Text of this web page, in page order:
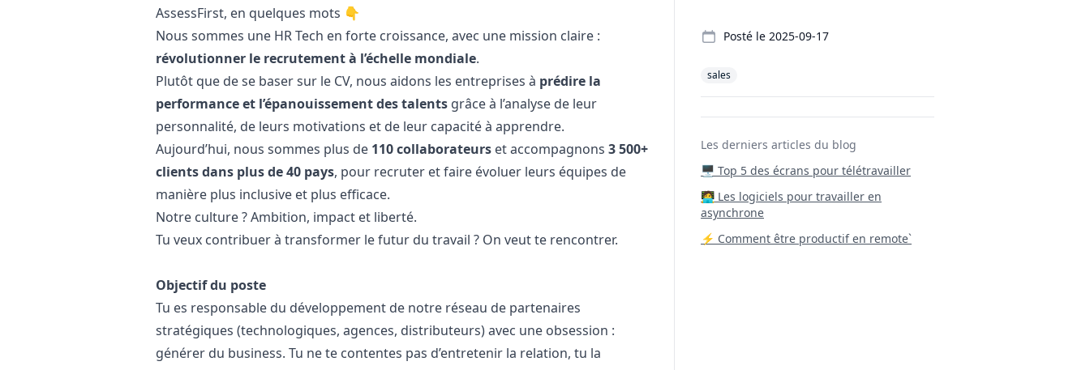
AssessFirst, en quelques mots 👇
Nous sommes une HR Tech en forte croissance, avec une mission claire :
révolutionner le recrutement à l’échelle mondiale.
Plutôt que de se baser sur le CV, nous aidons les entreprises à prédire la
performance et l’épanouissement des talents grâce à l’analyse de leur
personnalité, de leurs motivations et de leur capacité à apprendre.
Aujourd’hui, nous sommes plus de 110 collaborateurs et accompagnons 3 500+
clients dans plus de 40 pays, pour recruter et faire évoluer leurs équipes de
manière plus inclusive et plus efficace.
Notre culture ? Ambition, impact et liberté.
Tu veux contribuer à transformer le futur du travail ? On veut te rencontrer.
Objectif du poste
Tu es responsable du développement de notre réseau de partenaires
stratégiques (technologiques, agences, distributeurs) avec une obsession :
générer du business. Tu ne te contentes pas d’entretenir la relation, tu la
Posté le 2025-09-17
sales
Les derniers articles du blog
🖥️ Top 5 des écrans pour télétravailler
‍🧑‍💻 Les logiciels pour travailler en
asynchrone
⚡ Comment être productif en remote`